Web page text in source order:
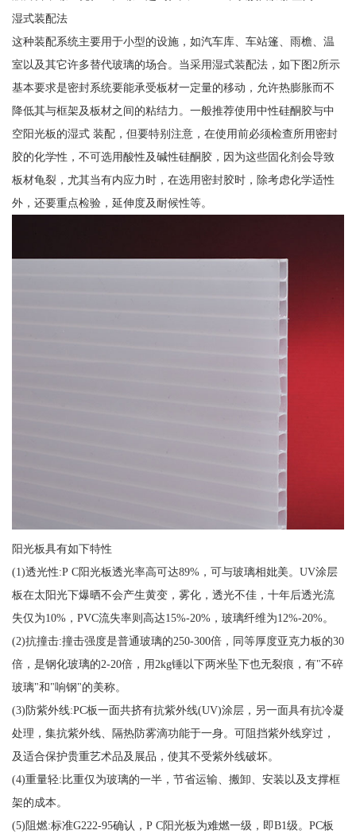
湿式装配法
这种装配系统主要用于小型的设施，如汽车库、车站篷、雨檐、温
室以及其它许多替代玻璃的场合。当采用湿式装配法，如下图2所示
基本要求是密封系统要能承受板材一定量的移动，允许热膨胀而不
降低其与框架及板材之间的粘结力。一般推荐使用中性硅酮胶与中
空阳光板的湿式 装配，但要特别注意，在使用前必须检查所用密封
胶的化学性，不可选用酸性及碱性硅酮胶，因为这些固化剂会导致
板材龟裂，尤其当有内应力时，在选用密封胶时，除考虑化学适性
外，还要重点检验，延伸度及耐候性等。
阳光板具有如下特性
(1)透光性:P C阳光板透光率高可达89%，可与玻璃相妣美。UV涂层
板在太阳光下爆晒不会产生黄变，雾化，透光不佳，十年后透光流
失仅为10%，PVC流失率则高达15%-20%，玻璃纤维为12%-20%。
(2)抗撞击:撞击强度是普通玻璃的250-300倍，同等厚度亚克力板的30
倍，是钢化玻璃的2-20倍，用2kg锤以下两米坠下也无裂痕，有"不碎
玻璃"和"响钢"的美称。
(3)防紫外线:PC板一面共挤有抗紫外线(UV)涂层，另一面具有抗冷凝
处理，集抗紫外线、隔热防雾滴功能于一身。可阻挡紫外线穿过，
及适合保护贵重艺术品及展品，使其不受紫外线破坏。
(4)重量轻:比重仅为玻璃的一半，节省运输、搬卸、安装以及支撑框
架的成本。
(5)阻燃:标准G222-95确认，P C阳光板为难燃一级，即B1级。PC板